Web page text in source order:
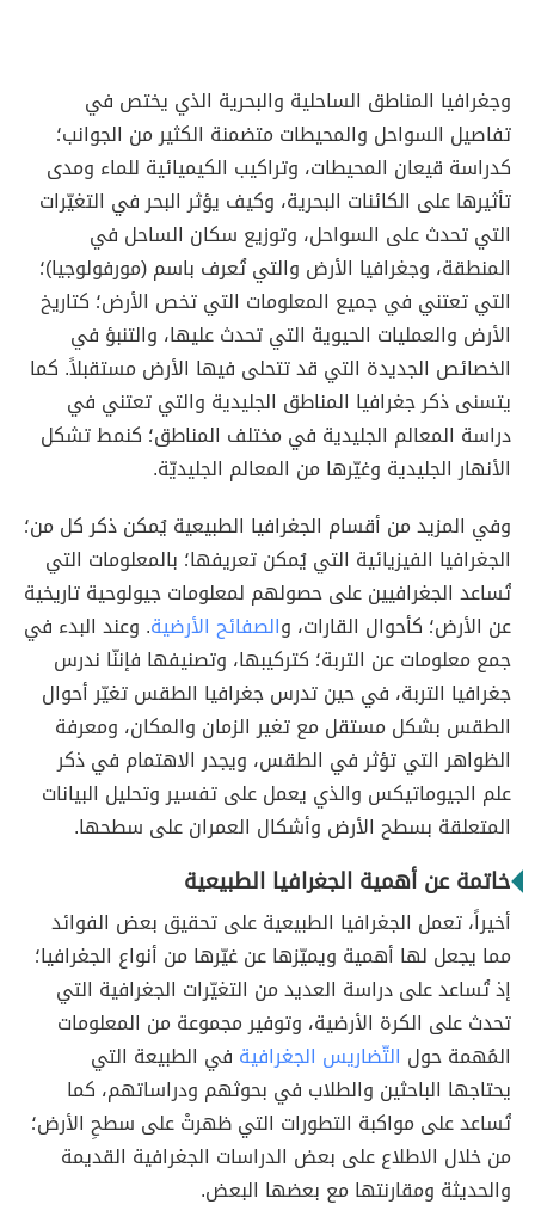
وجغرافيا المناطق الساحلية والبحرية الذي يختص في
تفاصيل السواحل والمحيطات متضمنة الكثير من الجوانب؛
كدراسة قيعان المحيطات، وتراكيب الكيميائية للماء ومدى
تأثيرها على الكائنات البحرية، وكيف يؤثر البحر في التغيّرات
التي تحدث على السواحل، وتوزيع سكان الساحل في
المنطقة، وجغرافيا الأرض والتي تُعرف باسم (مورفولوجيا)؛
التي تعتني في جميع المعلومات التي تخص الأرض؛ كتاريخ
الأرض والعمليات الحيوية التي تحدث عليها، والتنبؤ في
الخصائص الجديدة التي قد تتحلى فيها الأرض مستقبلاً. كما
يتسنى ذكر جغرافيا المناطق الجليدية والتي تعتني في
دراسة المعالم الجليدية في مختلف المناطق؛ كنمط تشكل
الأنهار الجليدية وغيّرها من المعالم الجليديّة.
وفي المزيد من أقسام الجغرافيا الطبيعية يُمكن ذكر كل من؛
الجغرافيا الفيزيائية التي يُمكن تعريفها؛ بالمعلومات التي
تُساعد الجغرافيين على حصولهم لمعلومات جيولوحية تاريخية
عن الأرض؛ كأحوال القارات، والصفائح الأرضية. وعند البدء في
جمع معلومات عن التربة؛ كتركيبها، وتصنيفها فإننّا ندرس
جغرافيا التربة، في حين تدرس جغرافيا الطقستغيّر أحوال
الطقس بشكل مستقل مع تغير الزمان والمكان، ومعرفة
الظواهر التي تؤثر في الطقس، ويجدر الاهتمام في ذكر
علم الجيوماتيكس والذي يعمل على تفسير وتحليل البيانات
المتعلقة بسطح الأرض وأشكال العمران على سطحها.
خاتمة عن أهمية الجغرافيا الطبيعية
أخيراً، تعمل الجغرافيا الطبيعية على تحقيق بعض الفوائد
مما يجعل لها أهمية ويميّزها عن غيّرها من أنواع الجغرافيا؛
إذ تُساعد على دراسة العديد من التغيّرات الجغرافية التي
تحدث على الكرة الأرضية، وتوفير مجموعة من المعلومات
المُهمة حول التّضاريس الجغرافية في الطبيعة التي
يحتاجها الباحثين والطلاب في بحوثهم ودراساتهم، كما
تُساعد على مواكبة التطورات التي ظهرتْ على سطحِ الأرض؛
من خلال الاطلاع على بعض الدراسات الجغرافية القديمة
والحديثة ومقارنتها مع بعضها البعض.